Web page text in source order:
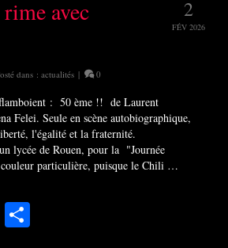
2
FÉV 2026
avec
dans : actualités | 0
flamboient : 50 ème !! de Laurent
Felei. Seule en scène autobiographique,
l'égalité et la fraternité.
lycée de Rouen, pour la "Journée
particulière, puisque le Chili …
Email